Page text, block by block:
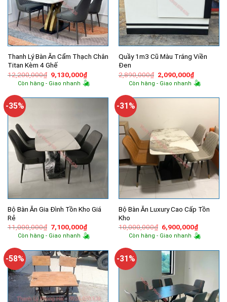
Thanh Lý Bàn Ăn Cẩm Thạch Chân
Titan Kèm 4 Ghế
12,200,000₫ Giá
gốc
là:
9,130,000₫Giá
hiện
tại
9,130,000₫.
Còn hàng - Giao nhanh
Quầy 1m3 Cũ Màu Trắng Viền
Đen
2,890,000₫ Giá
gốc
là:
2,090,000₫Giá
hiện
tại
Còn hàng - Giao nhanh
-35%
Bộ Bàn Ăn Gia Đình Tồn Kho Giá
Rẻ
11,000,000₫ Giá
gốc
là:
7,100,000₫Giá
hiện
tại
7,100,000₫.
Còn hàng - Giao nhanh
-31%
Bộ Bàn Ăn Luxury Cao Cấp Tồn
Kho
10,000,000₫ Giá
gốc
là:
6,900,000₫Giá
hiện
tại
Còn hàng - Giao nhanh
-58% -31%